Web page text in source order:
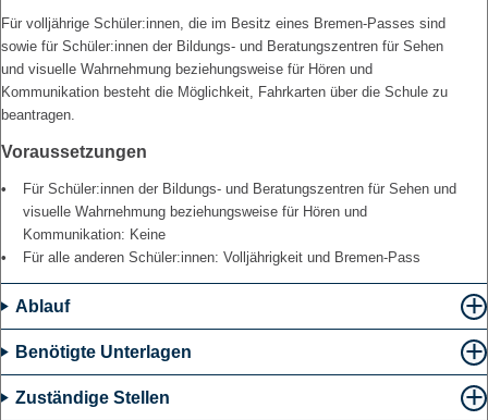
Für volljährige Schüler:innen, die im Besitz eines Bremen-Passes sind
sowie für Schüler:innen der Bildungs- und Beratungszentren für Sehen
und visuelle Wahrnehmung beziehungsweise für Hören und
Kommunikation besteht die Möglichkeit, Fahrkarten über die Schule zu
beantragen.
Voraussetzungen
Für Schüler:innen der Bildungs- und Beratungszentren für Sehen und
visuelle Wahrnehmung beziehungsweise für Hören und
Kommunikation: Keine
Für alle anderen Schüler:innen: Volljährigkeit und Bremen-Pass
Ablauf
Benötigte Unterlagen
Zuständige Stellen